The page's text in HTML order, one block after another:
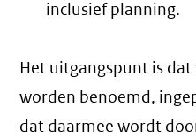
inclusief planning.
Het uitgangspunt is
worden benoemd,
dat daarmee wordt